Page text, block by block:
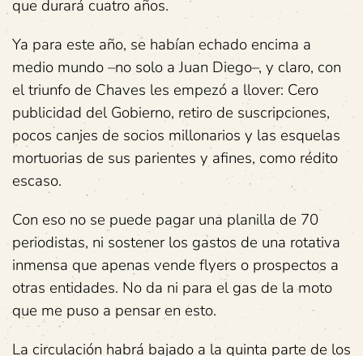
que durará cuatro años.
Ya para este año, se habían echado encima a
medio mundo –no solo a Juan Diego–, y claro, con
el triunfo de Chaves les empezó a llover: Cero
publicidad del Gobierno, retiro de suscripciones,
pocos canjes de socios millonarios y las esquelas
mortuorias de sus parientes y afines, como rédito
escaso.
Con eso no se puede pagar una planilla de 70
periodistas, ni sostener los gastos de una rotativa
inmensa que apenas vende flyers o prospectos a
otras entidades. No da ni para el gas de la moto
que me puso a pensar en esto.
La circulación habrá bajado a la quinta parte de los